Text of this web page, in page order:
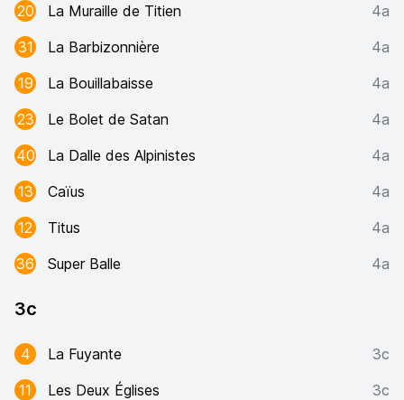
20 La Muraille de Titien
4a
31
La Barbizonnière
4a
19
La Bouillabaisse
4a
23
Le Bolet de Satan
4a
40
La Dalle des Alpinistes
4a
13
Caïus
4a
12
Titus
4a
36
Super Balle 4a
3c
4 La Fuyante
3c
11
Les Deux Églises
3c